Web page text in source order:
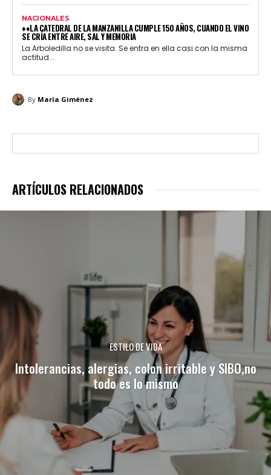
NACIONALES
♦♦LA CATEDRAL DE LA MANZANILLA CUMPLE 150 AÑOS, CUANDO EL VINO
SE CRÍA ENTRE AIRE, SAL Y MEMORIA
La Arboledilla no se visita. Se entra en ella casi con la misma
actitud...
By María Giménez
ARTÍCULOS RELACIONADOS
ESTILO DE VIDA
Intolerancias, alergias, colon irritable y SIBO,no
todo es lo mismo